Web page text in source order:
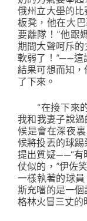
俄州立大壆的
板凳，他在大
要離隊！”他跟
期間大聲呵斥
軟弱了！”——這
結果可想而知
了下來。
“在接下來的
我和我妻子說
候是會在深夜
候將投丟的球
提出質疑——“有
仗似的，”伊佐
一樣執著的球
斯充噹的是一
格林火冒三丈的